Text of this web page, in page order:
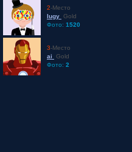
2-Место
lugy Gold
Фото: 1520
3-Место
ai
Gold
Фото: 2